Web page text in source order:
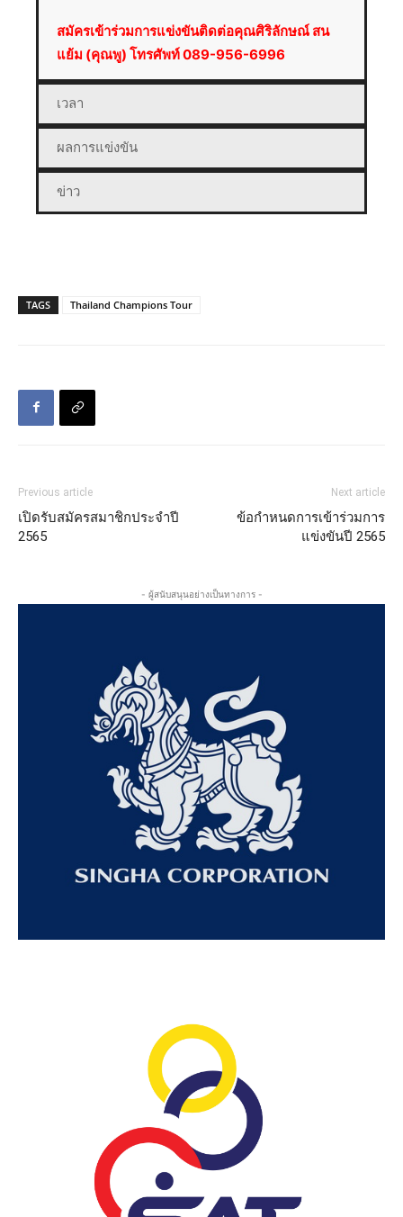
สมัครเข้าร่วมการแข่งขันติดต่อคุณศิริลักษณ์ สน
แย้ม (คุณพู) โทรศัพท์ 089-956-6996
เวลา
ผลการแข่งขัน
ข่าว
TAGS Thailand Champions Tour
Previous article
เปิดรับสมัครสมาชิกประจำปี
2565
Next article
ข้อกำหนดการเข้าร่วมการ
แข่งขันปี 2565
- ผู้สนับสนุนอย่างเป็นทางการ -